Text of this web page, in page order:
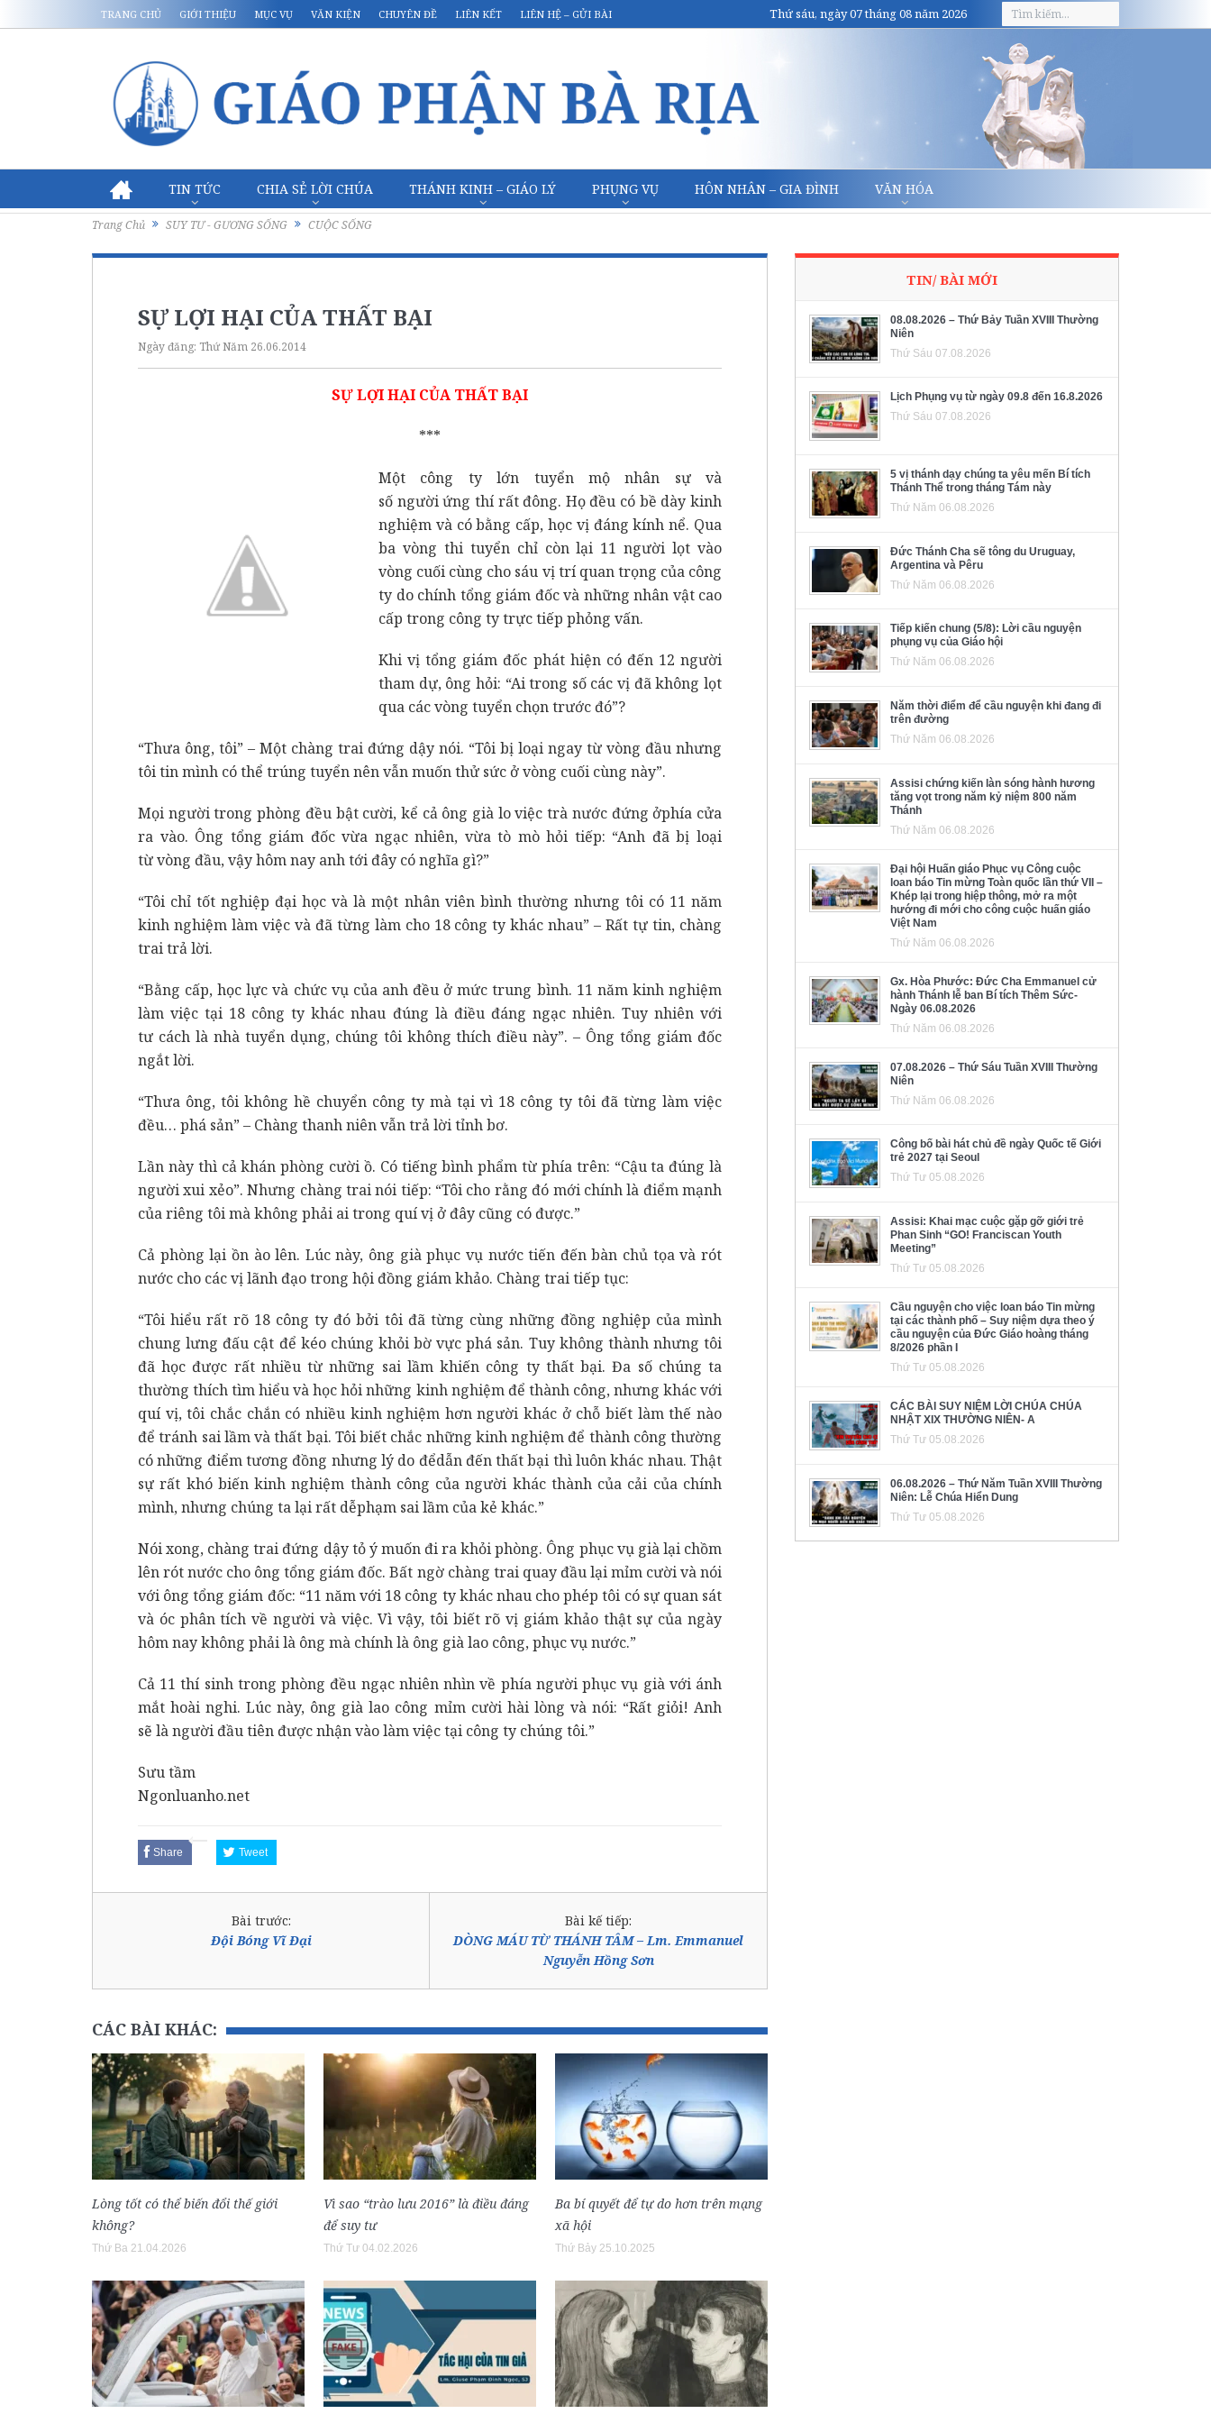
TRANG CHỦ GIỚI THIỆU MỤC VỤ VĂN KIỆN CHUYÊN ĐỀ LIÊN KẾT LIÊN HỆ – GỬI BÀI Thứ sáu, ngày 07 tháng 08 năm 2026
TIN TỨC CHIA SẺ LỜI CHÚA THÁNH KINH – GIÁO LÝ PHỤNG VỤ HÔN NHÂN – GIA ĐÌNH VĂN HÓA
Trang Chủ SUY TƯ - GƯƠNG SỐNG CUỘC SỐNG
SỰ LỢI HẠI CỦA THẤT BẠI
Ngày đăng: Thứ Năm 26.06.2014
SỰ LỢI HẠI CỦA THẤT BẠI
***
Một công ty lớn tuyển mộ nhân sự và
số người ứng thí rất đông. Họ đều có bề dày kinh
nghiệm và có bằng cấp, học vị đáng kính nể. Qua
ba vòng thi tuyển chỉ còn lại 11 người lọt vào
vòng cuối cùng cho sáu vị trí quan trọng của công
ty do chính tổng giám đốc và những nhân vật cao
cấp trong công ty trực tiếp phỏng vấn.
Khi vị tổng giám đốc phát hiện có đến 12 người
tham dự, ông hỏi: “Ai trong số các vị đã không lọt
qua các vòng tuyển chọn trước đó”?
“Thưa ông, tôi” – Một chàng trai đứng dậy nói. “Tôi bị loại ngay từ vòng đầu nhưng
tôi tin mình có thể trúng tuyển nên vẫn muốn thử sức ở vòng cuối cùng này”.
Mọi người trong phòng đều bật cười, kể cả ông già lo việc trà nước đứng ởphía cửa
ra vào. Ông tổng giám đốc vừa ngạc nhiên, vừa tò mò hỏi tiếp: “Anh đã bị loại
từ vòng đầu, vậy hôm nay anh tới đây có nghĩa gì?”
“Tôi chỉ tốt nghiệp đại học và là một nhân viên bình thường nhưng tôi có 11 năm
kinh nghiệm làm việc và đã từng làm cho 18 công ty khác nhau” – Rất tự tin, chàng
trai trả lời.
“Bằng cấp, học lực và chức vụ của anh đều ở mức trung bình. 11 năm kinh nghiệm
làm việc tại 18 công ty khác nhau đúng là điều đáng ngạc nhiên. Tuy nhiên với
tư cách là nhà tuyển dụng, chúng tôi không thích điều này”. – Ông tổng giám đốc
ngắt lời.
“Thưa ông, tôi không hề chuyển công ty mà tại vì 18 công ty tôi đã từng làm việc
đều… phá sản” – Chàng thanh niên vẫn trả lời tỉnh bơ.
Lần này thì cả khán phòng cười ồ. Có tiếng bình phẩm từ phía trên: “Cậu ta đúng là
người xui xẻo”. Nhưng chàng trai nói tiếp: “Tôi cho rằng đó mới chính là điểm mạnh
của riêng tôi mà không phải ai trong quí vị ở đây cũng có được.”
Cả phòng lại ồn ào lên. Lúc này, ông già phục vụ nước tiến đến bàn chủ tọa và rót
nước cho các vị lãnh đạo trong hội đồng giám khảo. Chàng trai tiếp tục:
“Tôi hiểu rất rõ 18 công ty đó bởi tôi đã từng cùng những đồng nghiệp của mình
chung lưng đấu cật để kéo chúng khỏi bờ vực phá sản. Tuy không thành nhưng tôi
đã học được rất nhiều từ những sai lầm khiến công ty thất bại. Đa số chúng ta
thường thích tìm hiểu và học hỏi những kinh nghiệm để thành công, nhưng khác với
quí vị, tôi chắc chắn có nhiều kinh nghiệm hơn người khác ở chỗ biết làm thế nào
để tránh sai lầm và thất bại. Tôi biết chắc những kinh nghiệm để thành công thường
có những điểm tương đồng nhưng lý do đểdẫn đến thất bại thì luôn khác nhau. Thật
sự rất khó biến kinh nghiệm thành công của người khác thành của cải của chính
mình, nhưng chúng ta lại rất dễphạm sai lầm của kẻ khác.”
Nói xong, chàng trai đứng dậy tỏ ý muốn đi ra khỏi phòng. Ông phục vụ già lại chồm
lên rót nước cho ông tổng giám đốc. Bất ngờ chàng trai quay đầu lại mỉm cười và nói
với ông tổng giám đốc: “11 năm với 18 công ty khác nhau cho phép tôi có sự quan sát
và óc phân tích về người và việc. Vì vậy, tôi biết rõ vị giám khảo thật sự của ngày
hôm nay không phải là ông mà chính là ông già lao công, phục vụ nước.”
Cả 11 thí sinh trong phòng đều ngạc nhiên nhìn về phía người phục vụ già với ánh
mắt hoài nghi. Lúc này, ông già lao công mỉm cười hài lòng và nói: “Rất giỏi! Anh
sẽ là người đầu tiên được nhận vào làm việc tại công ty chúng tôi.”
Sưu tầm
Ngonluanho.net
Share Tweet
Bài trước:
Đội Bóng Vĩ Đại
Bài kế tiếp:
DÒNG MÁU TỪ THÁNH TÂM – Lm. Emmanuel
Nguyễn Hồng Sơn
CÁC BÀI KHÁC:
Lòng tốt có thể biến đổi thế giới
không?
Thứ Ba 21.04.2026
Vì sao “trào lưu 2016” là điều đáng
để suy tư
Thứ Tư 04.02.2026
Ba bí quyết để tự do hơn trên mạng
xã hội
Thứ Bảy 25.10.2025
TIN/ BÀI MỚI
08.08.2026 – Thứ Bảy Tuần XVIII Thường
Niên
Thứ Sáu 07.08.2026
Lịch Phụng vụ từ ngày 09.8 đến 16.8.2026
Thứ Sáu 07.08.2026
5 vị thánh dạy chúng ta yêu mến Bí tích
Thánh Thể trong tháng Tám này
Thứ Năm 06.08.2026
Đức Thánh Cha sẽ tông du Uruguay,
Argentina và Pêru
Thứ Năm 06.08.2026
Tiếp kiến chung (5/8): Lời cầu nguyện
phụng vụ của Giáo hội
Thứ Năm 06.08.2026
Năm thời điểm để cầu nguyện khi đang đi
trên đường
Thứ Năm 06.08.2026
Assisi chứng kiến làn sóng hành hương
tăng vọt trong năm kỷ niệm 800 năm
Thánh
Thứ Năm 06.08.2026
Đại hội Huấn giáo Phục vụ Công cuộc
loan báo Tin mừng Toàn quốc lần thứ VII –
Khép lại trong hiệp thông, mở ra một
hướng đi mới cho công cuộc huấn giáo
Việt Nam
Thứ Năm 06.08.2026
Gx. Hòa Phước: Đức Cha Emmanuel cử
hành Thánh lễ ban Bí tích Thêm Sức-
Ngày 06.08.2026
Thứ Năm 06.08.2026
07.08.2026 – Thứ Sáu Tuần XVIII Thường
Niên
Thứ Năm 06.08.2026
Công bố bài hát chủ đề ngày Quốc tế Giới
trẻ 2027 tại Seoul
Thứ Tư 05.08.2026
Assisi: Khai mạc cuộc gặp gỡ giới trẻ
Phan Sinh “GO! Franciscan Youth
Meeting”
Thứ Tư 05.08.2026
Cầu nguyện cho việc loan báo Tin mừng
tại các thành phố – Suy niệm dựa theo ý
cầu nguyện của Đức Giáo hoàng tháng
8/2026 phần I
Thứ Tư 05.08.2026
CÁC BÀI SUY NIỆM LỜI CHÚA CHÚA
NHẬT XIX THƯỜNG NIÊN- A
Thứ Tư 05.08.2026
06.08.2026 – Thứ Năm Tuần XVIII Thường
Niên: Lễ Chúa Hiển Dung
Thứ Tư 05.08.2026